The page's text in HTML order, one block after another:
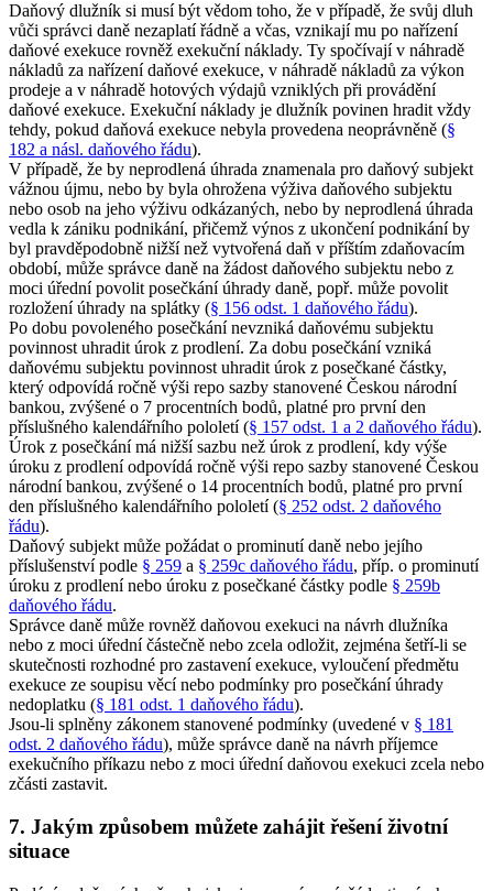
Daňový dlužník si musí být vědom toho, že v případě, že svůj dluh
vůči správci daně nezaplatí řádně a včas, vznikají mu po nařízení
daňové exekuce rovněž exekuční náklady. Ty spočívají v náhradě
nákladů za nařízení daňové exekuce, v náhradě nákladů za výkon
prodeje a v náhradě hotových výdajů vzniklých při provádění
daňové exekuce. Exekuční náklady je dlužník povinen hradit vždy
tehdy, pokud daňová exekuce nebyla provedena neoprávněně (§
182 a násl. daňového řádu).
V případě, že by neprodlená úhrada znamenala pro daňový subjekt
vážnou újmu, nebo by byla ohrožena výživa daňového subjektu
nebo osob na jeho výživu odkázaných, nebo by neprodlená úhrada
vedla k zániku podnikání, přičemž výnos z ukončení podnikání by
byl pravděpodobně nižší než vytvořená daň v příštím zdaňovacím
období, může správce daně na žádost daňového subjektu nebo z
moci úřední povolit posečkání úhrady daně, popř. může povolit
rozložení úhrady na splátky (§ 156 odst. 1 daňového řádu).
Po dobu povoleného posečkání nevzniká daňovému subjektu
povinnost uhradit úrok z prodlení. Za dobu posečkání vzniká
daňovému subjektu povinnost uhradit úrok z posečkané částky,
který odpovídá ročně výši repo sazby stanovené Českou národní
bankou, zvýšené o 7 procentních bodů, platné pro první den
příslušného kalendářního pololetí (§ 157 odst. 1 a 2 daňového řádu).
Úrok z posečkání má nižší sazbu než úrok z prodlení, kdy výše
úroku z prodlení odpovídá ročně výši repo sazby stanovené Českou
národní bankou, zvýšené o 14 procentních bodů, platné pro první
den příslušného kalendářního pololetí (§ 252 odst. 2 daňového
řádu).
Daňový subjekt může požádat o prominutí daně nebo jejího
příslušenství podle § 259 a § 259c daňového řádu, příp. o prominutí
úroku z prodlení nebo úroku z posečkané částky podle § 259b
daňového řádu.
Správce daně může rovněž daňovou exekuci na návrh dlužníka
nebo z moci úřední částečně nebo zcela odložit, zejména šetří-li se
skutečnosti rozhodné pro zastavení exekuce, vyloučení předmětu
exekuce ze soupisu věcí nebo podmínky pro posečkání úhrady
nedoplatku (§ 181 odst. 1 daňového řádu).
Jsou-li splněny zákonem stanovené podmínky (uvedené v § 181
odst. 2 daňového řádu), může správce daně na návrh příjemce
exekučního příkazu nebo z moci úřední daňovou exekuci zcela nebo
zčásti zastavit.
7. Jakým způsobem můžete zahájit řešení životní
situace